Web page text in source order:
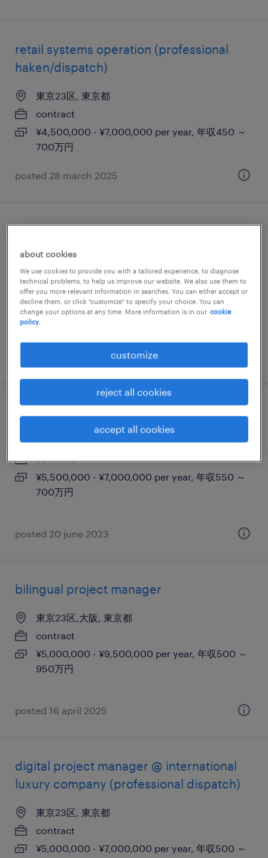
retail systems operation (professional
haken/dispatch)
東京23区, 東京都
contract
¥4,500,000 - ¥7,000,000 per year, 年収450 ～
700万円
posted 28 march 2025
english only ok! it infrastructure project
manager (professional haken/dispatch)
東京23区, 東京都
contract
¥4,500,000 - ¥6,300,000 per year, 年収450 ～
630万円
posted 28 march 2025
プロフェシュナル派遣 pcs - hr ops
東京23区, 東京都
contract
¥5,500,000 - ¥7,000,000 per year, 年収550 ～
700万円
posted 20 june 2023
bilingual project manager
東京23区,大阪, 東京都
contract
¥5,000,000 - ¥9,500,000 per year, 年収500 ～
950万円
posted 16 april 2025
digital project manager @ international
luxury company (professional dispatch)
東京23区, 東京都
contract
¥5,000,000 - ¥7,000,000 per year, 年収500 ～
about cookies
We use cookies to provide you with a tailored experience, to diagnose
technical problems, to help us improve our website. We also use them to
offer you more relevant information in searches. You can either accept or
decline them, or click "customize" to specify your choice. You can
change your options at any time. More information is in our cookie
policy.
customize
reject all cookies
accept all cookies